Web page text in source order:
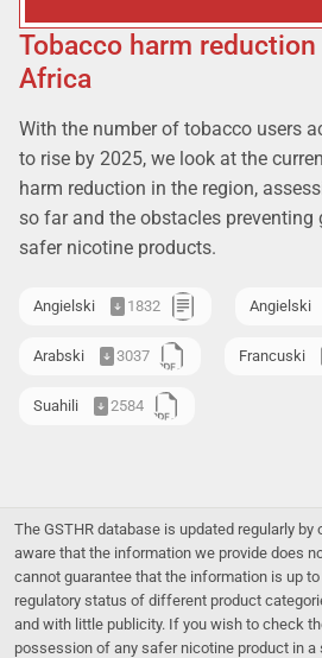
Tobacco harm
Africa
With the number of tobacco users
to rise by 2025, we look at the
harm reduction in the region,
so far and the obstacles preventing
safer nicotine products.
Angielski 1832 Angielski
Arabski 3037 Francuski
Suahili 2584
The GSTHR database is updated regularly by
aware that the information we provide does
cannot guarantee that the information is up
regulatory status of different product
and with little publicity. If you wish to check
possession of any safer nicotine product in a